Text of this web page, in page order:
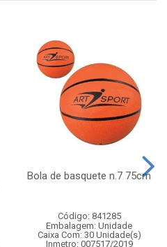
Bola de basquete n.7 75cm
Código: 841285
Embalagem: Unidade
Caixa Com: 30 Unidade(s)
Inmetro: 007517/2019